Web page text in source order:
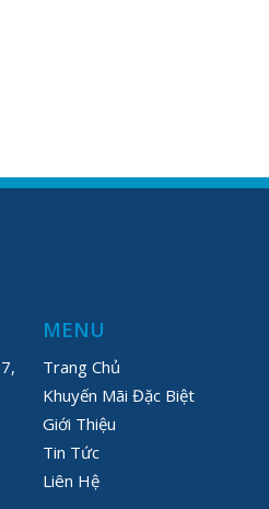
MENU
Trang Chủ
Khuyến Mãi Đặc Biệt
Giới Thiệu
Tin Tức
Liên Hệ